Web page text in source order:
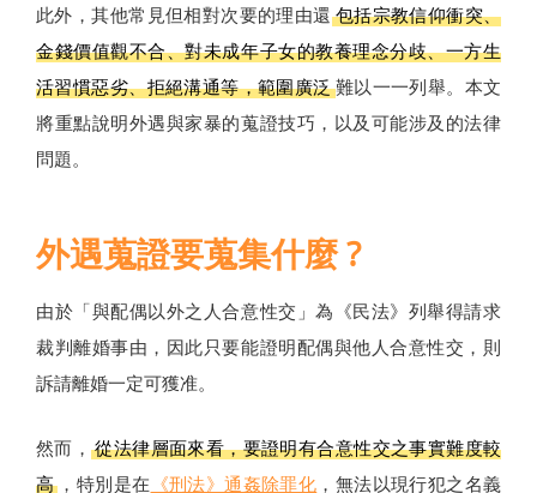
此外，其他常見但相對次要的理由還 包括宗教信仰衝突、
金錢價值觀不合、對未成年子女的教養理念分歧、一方生
活習慣惡劣、拒絕溝通等，範圍廣泛難以一一列舉。本文
將重點說明外遇與家暴的蒐證技巧，以及可能涉及的法律
問題。
外遇蒐證要蒐集什麼 ?
由於「與配偶以外之人合意性交」為《民法》列舉得請求
裁判離婚事由，因此只要能證明配偶與他人合意性交，則
訴請離婚一定可獲准。
然而，從法律層面來看，要證明有合意性交之事實難度較
高 ，特別是在 《刑法》通姦除罪化 ，無法以現行犯之名義